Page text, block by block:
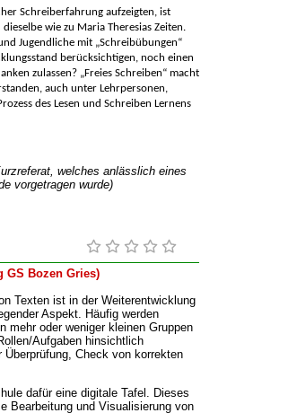
Schreiberfahrung aufzeigten, ist
wie zu Maria Theresias Zeiten.
Jugendliche mit „Schreibübungen“
berücksichtigen, noch einen
zulassen? „Freies Schreiben“ macht
auch unter Lehrpersonen,
des Lesen und Schreiben Lernens
welches anlässlich eines
vorgetragen wurde)
GS Bozen Gries)
Texten ist in der Weiterentwicklung
Aspekt. Häufig werden
mehr oder weniger kleinen Gruppen
Aufgaben hinsichtlich
Check von korrekten
dafür eine digitale Tafel. Dieses
Bearbeitung und Visualisierung von